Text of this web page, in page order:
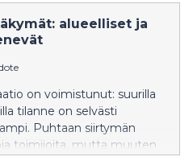
alueelliset ja
on voimistunut: suurilla
tilanne on selvästi
Puhtaan siirtymän
toimijoita, mutta muuten